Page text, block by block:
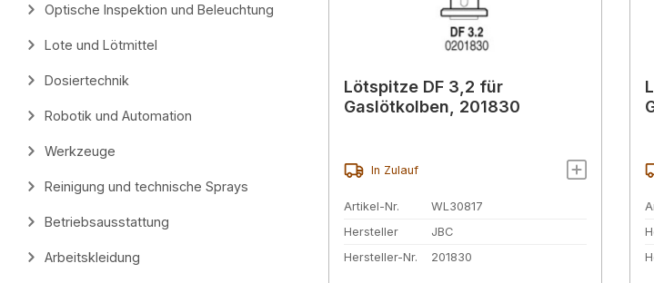
Optische Inspektion und Beleuchtung
Lote und Lötmittel
Dosiertechnik
Robotik und Automation
Werkzeuge
Reinigung und technische Sprays
Betriebsausstattung
Arbeitskleidung
Lötspitze DF 3,2 für
Gaslötkolben, 201830
In Zulauf
Artikel-Nr.
WL30817
Hersteller
JBC
Hersteller-Nr.
201830